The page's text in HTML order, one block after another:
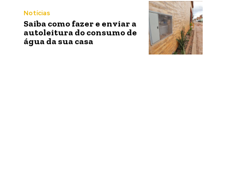
Notícias
Saiba como fazer e enviar a
autoleitura do consumo de
água da sua casa